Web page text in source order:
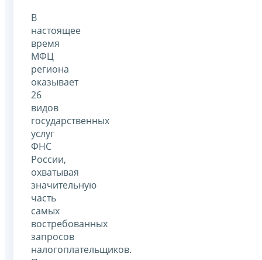
В
настоящее
время
МФЦ
региона
оказывает
26
видов
государственных
услуг
ФНС
России,
охватывая
значительную
часть
самых
востребованных
запросов
налогоплательщиков.